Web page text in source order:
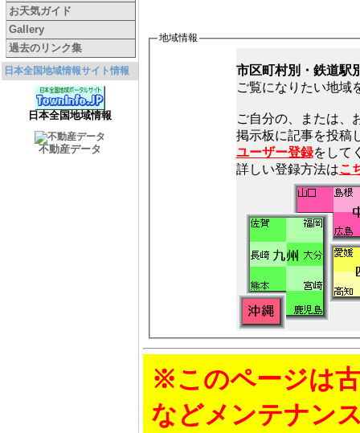
お天気ガイド
Gallery
過去のリンク集
日本全国地域情報サイト情報
日本全国地域情報
不動産データ
地域情報
市区町村別・鉄道駅
ご覧になりたい地域
ご自分の、または、
ユーザー登録をして
詳しい登録方法はこ
※このページは
などメンテナン